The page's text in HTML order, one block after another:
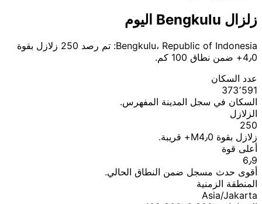
زلزال Bengkulu اليوم
Bengkulu، Republic of Indonesia: تم رصد 250 زلازل بقوة
4٫0+ ضمن نطاق 100 كم.
عدد السكان
373٬591
السكان في سجل المدينة المفهرس.
الزلازل
250
زلازل بقوة M4٫0+ قريبة.
أعلى قوة
6٫9
أقوى حدث مسجل ضمن النطاق الحالي.
المنطقة الزمنية
Asia/Jakarta